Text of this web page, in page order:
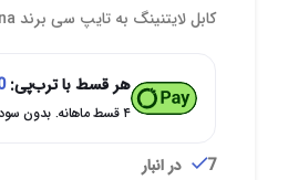
کابل لایتنینگ به تایپ سی برند Viplatina مدل BC89
هر قسط با ترب‌پی:
۴ قسط ماهانه. بدون سود، چک و ضامن.
7 در انبار